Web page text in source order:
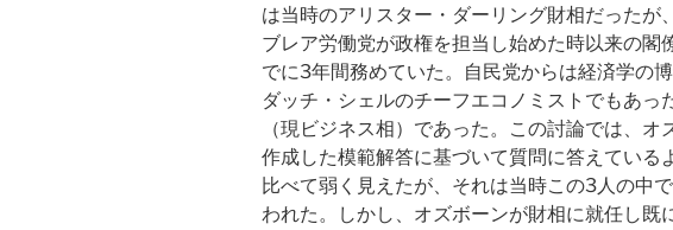
は当時のアリスター・ダーリング財相だったが
ブレア労働党が政権を担当し始めた時以来の閣
でに3年間務めていた。自民党からは経済学の
ダッチ・シェルのチーフエコノミストでもあっ
（現ビジネス相）であった。この討論では、オ
作成した模範解答に基づいて質問に答えている
比べて弱く見えたが、それは当時この3人の中
われた。しかし、オズボーンが財相に就任し既